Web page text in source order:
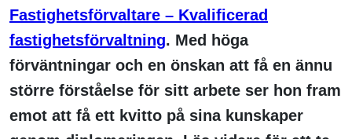
Fastighetsförvaltare – Kvalificerad
fastighetsförvaltning. Med höga
förväntningar och en önskan att få en ännu
större förståelse för sitt arbete ser hon fram
emot att få ett kvitto på sina kunskaper